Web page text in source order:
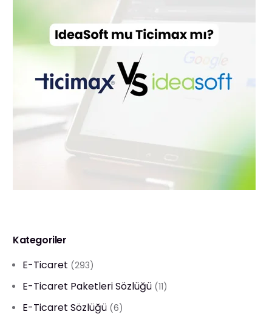
Kategoriler
E-Ticaret (293)
E-Ticaret Paketleri Sözlüğü (11)
E-Ticaret Sözlüğü (6)